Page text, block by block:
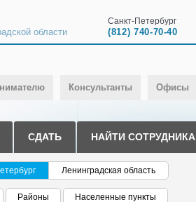
области
Санкт-Петербург
(812) 740-70-40
Консультанты Офисы
СДАТЬ НАЙТИ СОТРУДНИКА
Ленинградская область
Районы Населенные пункты